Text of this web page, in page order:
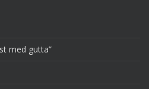
med gutta”